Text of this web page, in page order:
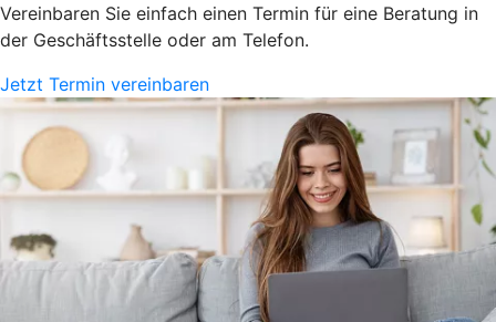
Vereinbaren Sie einfach einen Termin für eine Beratung in
der Geschäftsstelle oder am Telefon.
Jetzt Termin vereinbaren